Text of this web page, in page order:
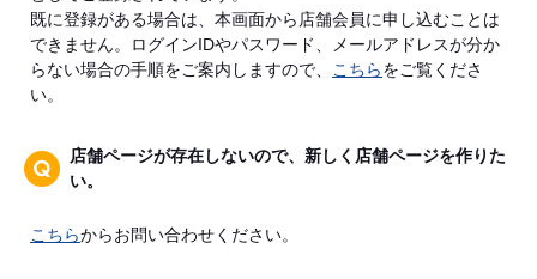
既に登録がある場合は、本画面から店舗会員に申し込むことは
できません。ログインIDやパスワード、メールアドレスが分か
らない場合の手順をご案内しますので、
こちらをご覧くださ
い。
店舗ページが存在しないので、新しく店舗ページを作りた
い。
こちらからお問い合わせください。